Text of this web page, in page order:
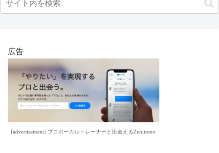
広告
[advertisement] プロボーカルトレーナーと出会えるZehitomo